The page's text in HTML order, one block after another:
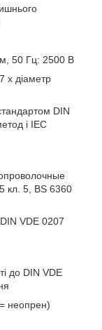
50 Гц: 2500 В
х діаметр
DIN
і IEC
кл. 5, BS 6360
DIN VDE 0207
до DIN VDE
неопрен)